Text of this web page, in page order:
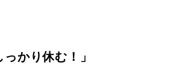
っかり休む！」